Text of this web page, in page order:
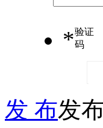
*验证
码
发 布发